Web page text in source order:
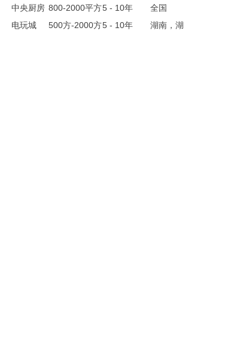
店
中央厨房 800-2000平方5 - 10年
全国
电玩城 500方-2000方5 - 10年
湖南，湖